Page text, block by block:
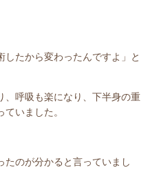
したから変わったんですよ」と
、呼吸も楽になり、下半身の重
いました。
たのが分かると言っていまし